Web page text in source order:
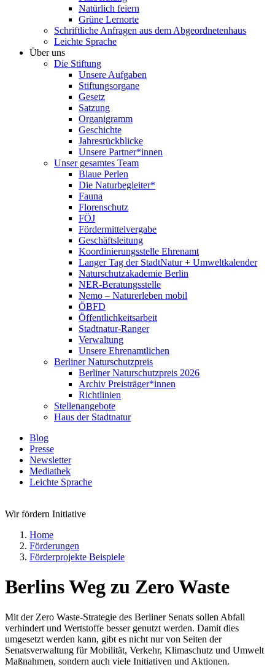
Natürlich feiern
Grüne Lernorte
Schriftliche Anfragen aus dem Abgeordnetenhaus
Leichte Sprache
Über uns
Die Stiftung
Unsere Aufgaben
Stiftungsorgane
Gesetz
Satzung
Organigramm
Geschichte
Jahresrückblicke
Unsere Partner*innen
Unser gesamtes Team
Blaue Perlen
Die Naturbegleiter*
Fauna
Florenschutz
FÖJ
Fördermittelvergabe
Geschäftsleitung
Koordinierungsstelle Ehrenamt
Langer Tag der StadtNatur + Umweltkalender
Naturschutzakademie Berlin
NER-Beratungsstelle
Nemo – Naturerleben mobil
ÖBFD
Öffentlichkeitsarbeit
Stadtnatur-Ranger
Verwaltung
Unsere Ehrenamtlichen
Berliner Naturschutzpreis
Berliner Naturschutzpreis 2026
Archiv Preisträger*innen
Richtlinien
Stellenangebote
Haus der Stadtnatur
Blog
Presse
Newsletter
Mediathek
Leichte Sprache
Wir fördern Initiative
Home
Förderungen
Förderprojekte Beispiele
Berlins Weg zu Zero Waste
Mit der Zero Waste-Strategie des Berliner Senats sollen Abfall
verhindert und Wertstoffe besser genutzt werden. Damit dies
umgesetzt werden kann, gibt es nicht nur von Seiten der
Senatsverwaltung für Mobilität, Verkehr, Klimaschutz und Umwelt
Maßnahmen, sondern auch viele Initiativen und Aktionen.